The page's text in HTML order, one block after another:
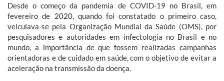
Desde o começo da pandemia de COVID-19 no Brasil, em
fevereiro de 2020, quando foi constatado o primeiro caso,
veiculava-se pela Organização Mundial da Saúde (OMS), por
pesquisadores e autoridades em infectologia no Brasil e no
mundo, a importância de que fossem realizadas campanhas
orientadoras e de cuidado em saúde, com o objetivo de evitar a
aceleração na transmissão da doença.